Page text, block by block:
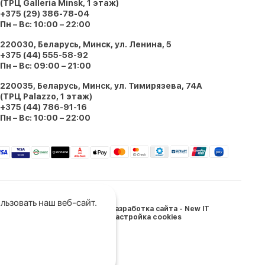
(ТРЦ Galleria Minsk, 1 этаж)
+375 (29) 386-78-04
Пн – Вс: 10:00 – 22:00
220030, Беларусь, Минск, ул. Ленина, 5
+375 (44) 555-58-92
Пн – Вс: 09:00 – 21:00
220035, Беларусь, Минск, ул. Тимирязева, 74A
(ТРЦ Palazzo, 1 этаж)
+375 (44) 786-91-16
Пн – Вс: 10:00 – 22:00
Разработка сайта - New IT
Настройка cookies
наш веб-сайт.